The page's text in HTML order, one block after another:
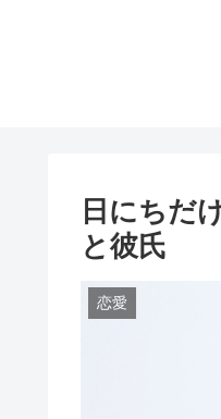
日にちだ
と彼氏
恋愛